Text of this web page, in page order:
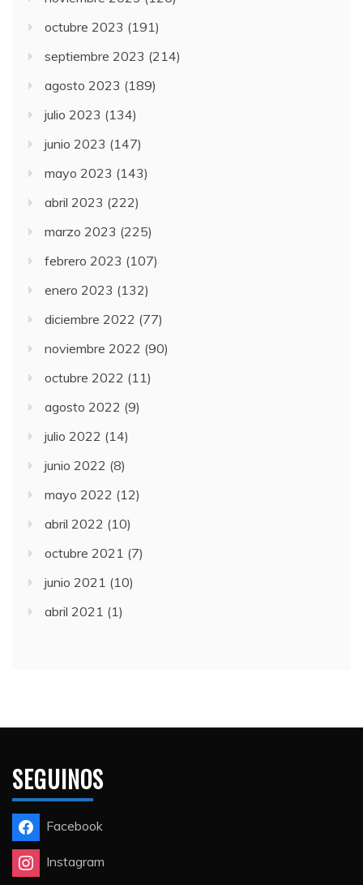
octubre 2023 (191)
septiembre 2023 (214)
agosto 2023 (189)
julio 2023 (134)
junio 2023 (147)
mayo 2023 (143)
abril 2023 (222)
marzo 2023 (225)
febrero 2023 (107)
enero 2023 (132)
diciembre 2022 (77)
noviembre 2022 (90)
octubre 2022 (11)
agosto 2022 (9)
julio 2022 (14)
junio 2022 (8)
mayo 2022 (12)
abril 2022 (10)
octubre 2021 (7)
junio 2021 (10)
abril 2021 (1)
SEGUINOS
Facebook
Instagram